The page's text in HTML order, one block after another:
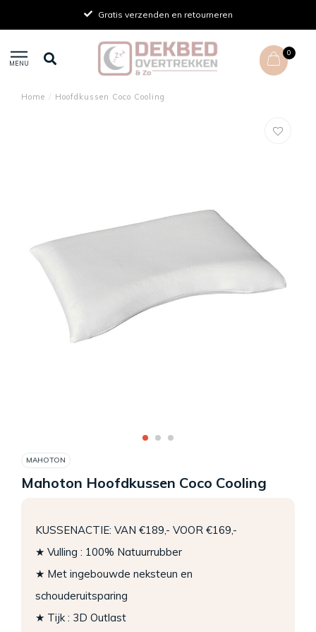
Gratis verzenden en retourneren
MENU
0
Home / Hoofdkussen Coco Cooling
MAHOTON
Mahoton Hoofdkussen Coco Cooling
KUSSENACTIE: VAN €189,- VOOR €169,-
★ Vulling : 100% Natuurrubber
★ Met ingebouwde neksteun en
schouderuitsparing
★ Tijk : 3D Outlast